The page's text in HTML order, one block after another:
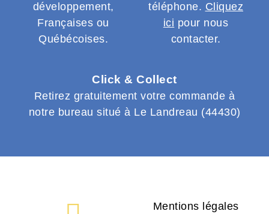
développement,
Françaises ou
Québécoises.
téléphone. Cliquez
ici pour nous
contacter.
Click & Collect
Retirez gratuitement votre commande à
notre bureau situé à Le Landreau (44430)
Mentions légales